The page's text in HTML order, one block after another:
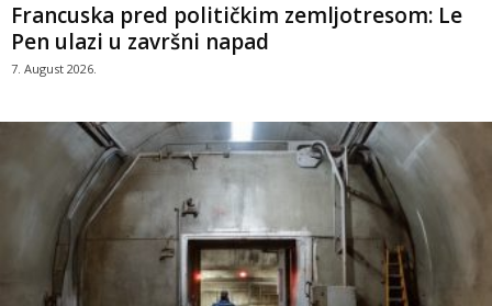
Francuska pred političkim zemljotresom: Le
Pen ulazi u završni napad
7. August 2026.